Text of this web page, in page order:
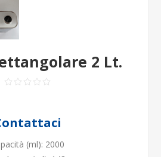
2 Lt.
(ml): 2000